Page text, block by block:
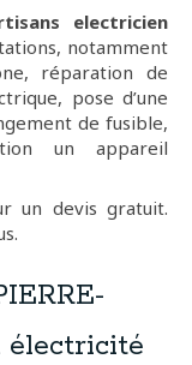
electricien
notamment
réparation de
pose d’une
de fusible,
un appareil
un devis gratuit.
électricité